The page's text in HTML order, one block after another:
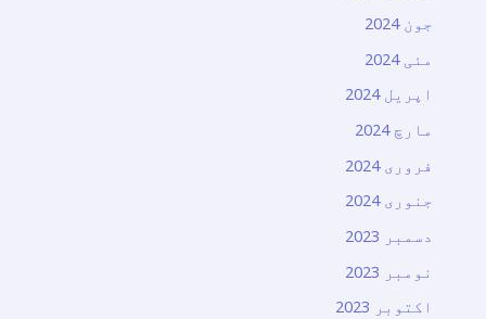
جون 2024
مئی 2024
اپریل 2024
مارچ 2024
فروری 2024
جنوری 2024
دسمبر 2023
نومبر 2023
اکتوبر 2023